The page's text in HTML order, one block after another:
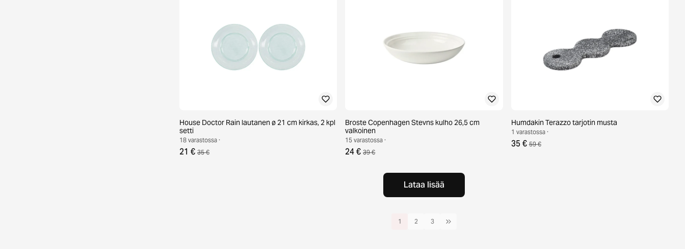
House Doctor Rain lautanen ø 21 cm kirkas, 2 kpl
setti
18 varastossa ·
21 € 35 €
Broste Copenhagen Stevns kulho 26,5 cm
valkoinen
15 varastossa ·
24 € 39 €
Humdakin Terazzo tarjotin musta
1 varastossa ·
35 € 59 €
Lataa lisää
1 2 3